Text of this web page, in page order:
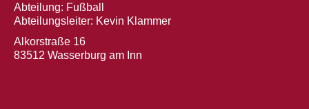
Abteilung: Fußball
Abteilungsleiter: Kevin Klammer
Alkorstraße 16
83512 Wasserburg am Inn